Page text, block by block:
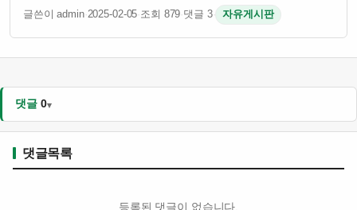
이슈임 그런데 슈어저 나이 41살인데도 불구하고 여전히
경기력이 괜찮은 걸로 알려져 있음 토론토 입장에서는 유명
투수를 영입해서 팀 전력을 보강하려는 의도인 듯 …
글쓴이 admin·2025-02-05·조회 879·댓글 3· 자유게시판
댓글 0
댓글목록
등록된 댓글이 없습니다.